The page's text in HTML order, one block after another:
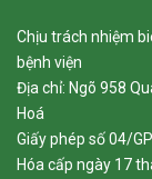
Chịu trách nhiệm
bệnh viện
Địa chỉ: Ngõ 958
Hoá
Giấy phép số 04/
Hóa cấp ngày 17